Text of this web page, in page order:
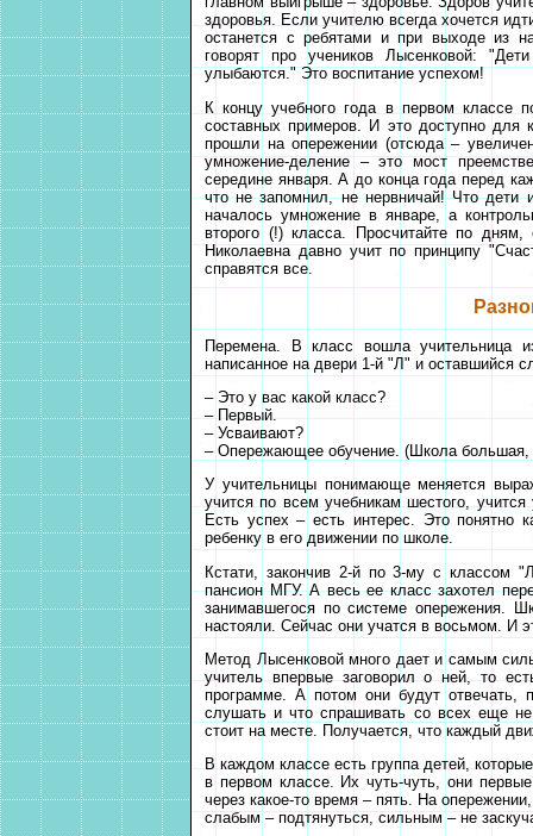
здоровья. Если учителю всегда хочется
останется с ребятами и при выходе из
говорят про учеников Лысенковой:
улыбаются." Это воспитание успехом!
К концу учебного года в первом классе
составных примеров. И это доступно для
прошли на опережении (отсюда –
умножение-деление – это мост
середине января. А до конца года перед
что не запомнил, не нервничай! Что дети
началось умножение в январе, а
второго (!) класса. Просчитайте по
Николаевна давно учит по принципу
справятся все.
Перемена. В класс вошла учительница
написанное на двери 1-й "Л" и оставшийся
– Это у вас какой класс?
– Первый.
– Усваивают?
– Опережающее обучение. (Школа большая,
У учительницы понимающе меняется
учится по всем учебникам шестого,
Есть успех – есть интерес. Это
ребенку в его движении по школе.
Кстати, закончив 2-й по 3-му с классом
пансион МГУ. А весь ее класс захотел
занимавшегося по системе опережения.
настояли. Сейчас они учатся в восьмом. И
Метод Лысенковой много дает и самым
учитель впервые заговорил о ней, то
программе. А потом они будут отвечать,
слушать и что спрашивать со всех еще
стоит на месте. Получается, что каждый
В каждом классе есть группа детей,
в первом классе. Их чуть-чуть, они
через какое-то время – пять. На
слабым – подтянуться, сильным – не